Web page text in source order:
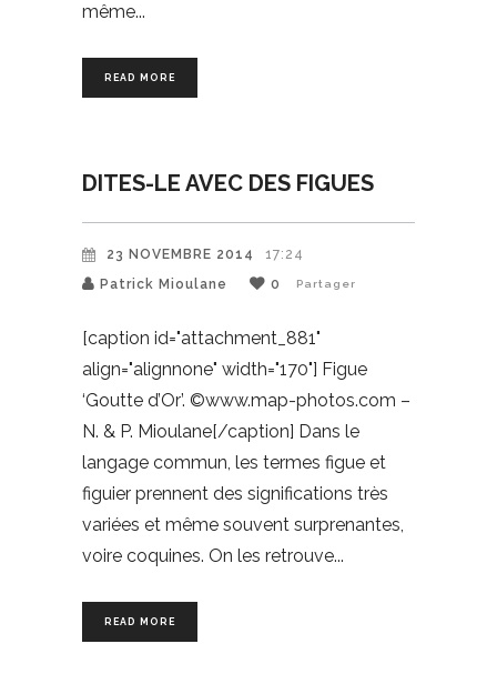
même
READ MORE
DITES-LE AVEC DES FIGUES
23 NOVEMBRE 2014
17:24
Patrick Mioulane
0 Partager
[caption id="attachment_881"
align="alignnone" width="170"] Figue
‘Goutte d’Or’. ©www.map-photos.com –
N. & P. Mioulane[/caption] Dans le
langage commun, les termes figue et
figuier prennent des significations très
variées et même souvent surprenantes,
voire coquines. On les retrouve
READ MORE